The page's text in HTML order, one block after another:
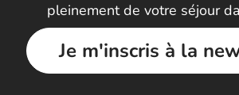
pleinement de votre séjour
Je m'inscris à la